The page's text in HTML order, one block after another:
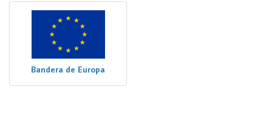
Bandera de Europa